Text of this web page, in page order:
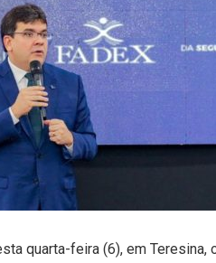
quarta-feira (6), em Teresina,